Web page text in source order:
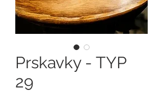
Prskavky - TYP
29